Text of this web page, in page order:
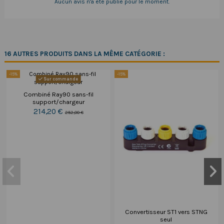
Aucun avis n'a été publié pour le moment.
16 AUTRES PRODUITS DANS LA MÊME CATÉGORIE :
-15%
Sur commande
Combiné Ray90 sans-fil
support/chargeur
214,20 €252,00 €
-15%
Convertisseur ST1 vers STNG
seul